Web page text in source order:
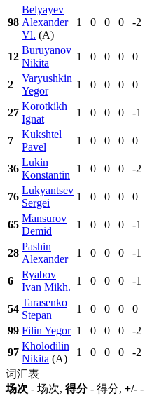
98
Belyayev
Alexander
Vl. (A)
1 0 0 0 -2
12
Buruyanov
Nikita
1 0 0 0 0
2
Varyushkin
Yegor
1 0 0 0 0
27
Korotkikh
Ignat
1 0 0 0 -1
7
Kukshtel
Pavel
1 0 0 0 0
36
Lukin
Konstantin
1 0 0 0 -2
76
Lukyantsev
Sergei
1 0 0 0 0
65
Mansurov
Demid
1 0 0 0 -1
28
Pashin
Alexander
1 0 0 0 -1
6
Ryabov
Ivan Mikh.
1 0 0 0 -1
54
Tarasenko
Stepan
1 0 0 0 0
99 Filin Yegor 1 0 0 0 -2
97
Kholodilin
Nikita (A)
1 0 0 0 -2
词汇表
场次 - 场次, 得分- 得分, +/-